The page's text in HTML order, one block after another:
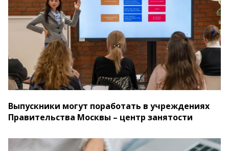
Выпускники могут поработать в учреждениях
Правительства Москвы – центр занятости